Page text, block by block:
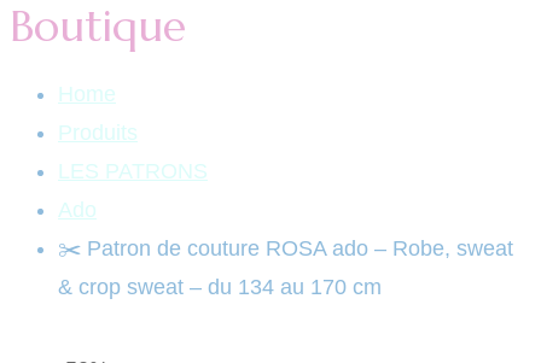
Boutique
Home
Produits
LES PATRONS
Ado
✂️ Patron de couture ROSA ado – Robe, sweat
& crop sweat – du 134 au 170 cm